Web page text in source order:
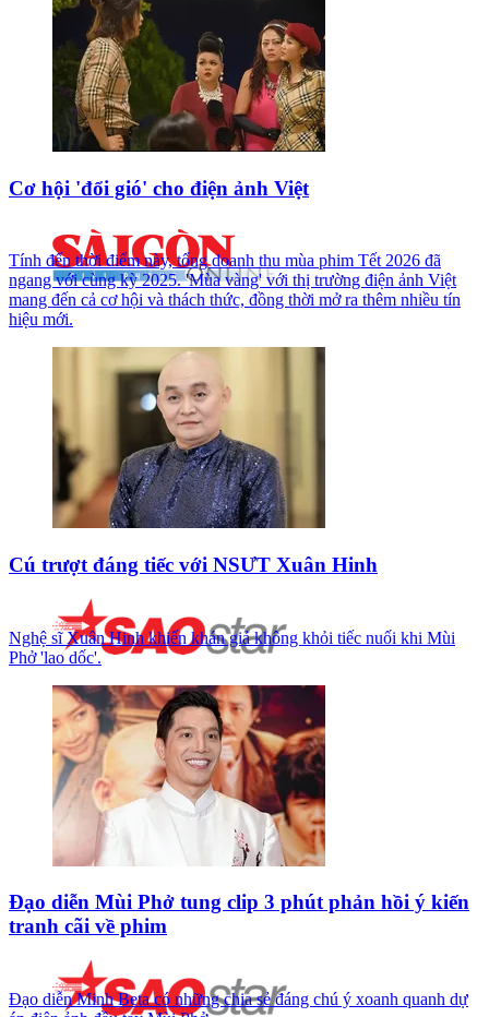
Cơ hội 'đổi gió' cho điện ảnh Việt
Tính đến thời điểm này, tổng doanh thu mùa phim Tết 2026 đã
ngang với cùng kỳ 2025. 'Mùa vàng' với thị trường điện ảnh Việt
mang đến cả cơ hội và thách thức, đồng thời mở ra thêm nhiều tín
hiệu mới.
Cú trượt đáng tiếc với NSƯT Xuân Hinh
Nghệ sĩ Xuân Hinh khiến khán giả không khỏi tiếc nuối khi Mùi
Phở 'lao dốc'.
Đạo diễn Mùi Phở tung clip 3 phút phản hồi ý kiến
tranh cãi về phim
Đạo diễn Minh Beta có những chia sẻ đáng chú ý xoanh quanh dự